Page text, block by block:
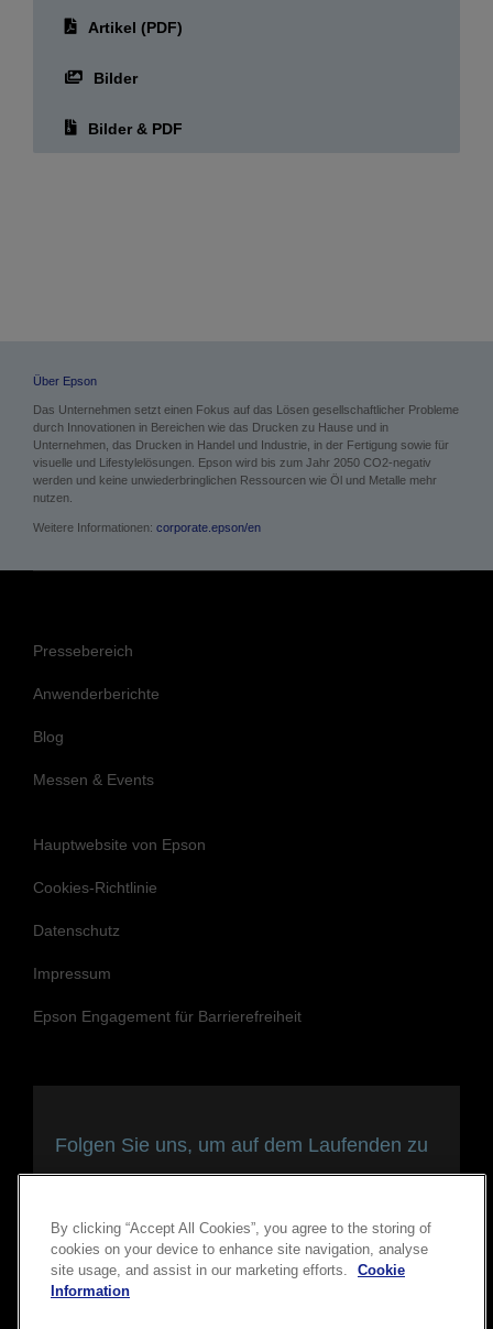
Artikel (PDF)
Bilder
Bilder & PDF
Über Epson
Das Unternehmen setzt einen Fokus auf das Lösen gesellschaftlicher Probleme
durch Innovationen in Bereichen wie das Drucken zu Hause und in
Unternehmen, das Drucken in Handel und Industrie, in der Fertigung sowie für
visuelle und Lifestylelösungen. Epson wird bis zum Jahr 2050 CO2-negativ
werden und keine unwiederbringlichen Ressourcen wie Öl und Metalle mehr
nutzen.
Weitere Informationen: corporate.epson/en
Pressebereich
Anwenderberichte
Blog
Messen & Events
Hauptwebsite von Epson
Cookies-Richtlinie
Datenschutz
Impressum
Epson Engagement für Barrierefreiheit
Folgen Sie uns, um auf dem Laufenden zu
By clicking “Accept All Cookies”, you agree to the storing of
cookies on your device to enhance site navigation, analyse
site usage, and assist in our marketing efforts.
Cookie
Information